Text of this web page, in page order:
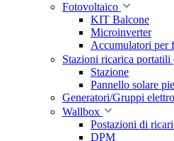
Fotovoltaico
KIT Balcone
Microinverter
Accumulatori per
Stazioni ricarica portatili
Stazione
Pannello solare
Generatori/Gruppi
Wallbox
Postazioni di
DPM